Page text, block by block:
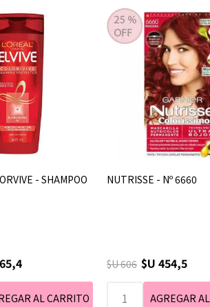
- SHAMPOO
NUTRISSE - Nº 6660
$U 606 $U 454,5